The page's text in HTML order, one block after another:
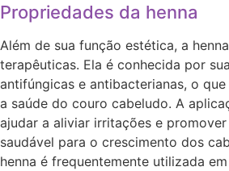
Propriedades da henna
Além de sua função estética, a
terapêuticas. Ela é conhecida por
antifúngicas e antibacterianas, o
a saúde do couro cabeludo. A
ajudar a aliviar irritações e
saudável para o crescimento dos
henna é frequentemente utilizada